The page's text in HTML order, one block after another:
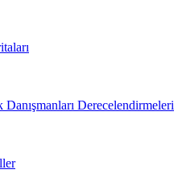
Danışmanları Derecelendirmeleri